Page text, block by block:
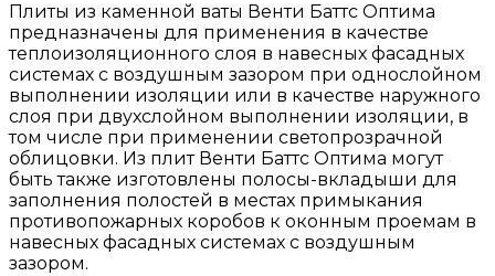
Плиты из каменной ваты Венти Баттс Оптима
предназначены для применения в качестве
теплоизоляционного слоя в навесных фасадных
системах с воздушным зазором при однослойном
выполнении изоляции или в качестве наружного
слоя при двухслойном выполнении изоляции, в
том числе при применении светопрозрачной
облицовки. Из плит Венти Баттс Оптима могут
быть также изготовлены полосы-вкладыши для
заполнения полостей в местах примыкания
противопожарных коробов к оконным проемам в
навесных фасадных системах с воздушным
зазором.